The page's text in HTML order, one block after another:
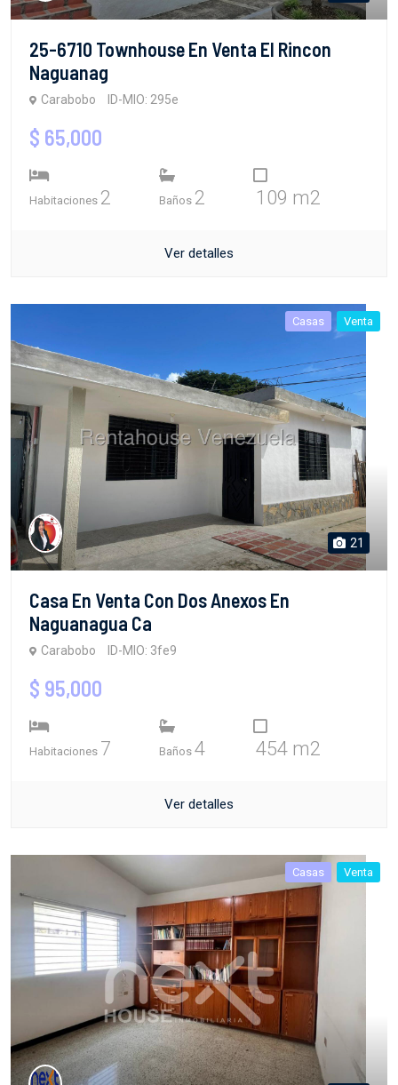
25-6710 Townhouse En Venta El Rincon
Naguanag
Carabobo ID-MIO: 295e
$ 65,000
Habitaciones 2 Baños 2 109 m2
Ver detalles
Casas Venta
21
Casa En Venta Con Dos Anexos En
Naguanagua Ca
Carabobo ID-MIO: 3fe9
$ 95,000
Habitaciones 7 Baños 4 454 m2
Ver detalles
Casas Venta